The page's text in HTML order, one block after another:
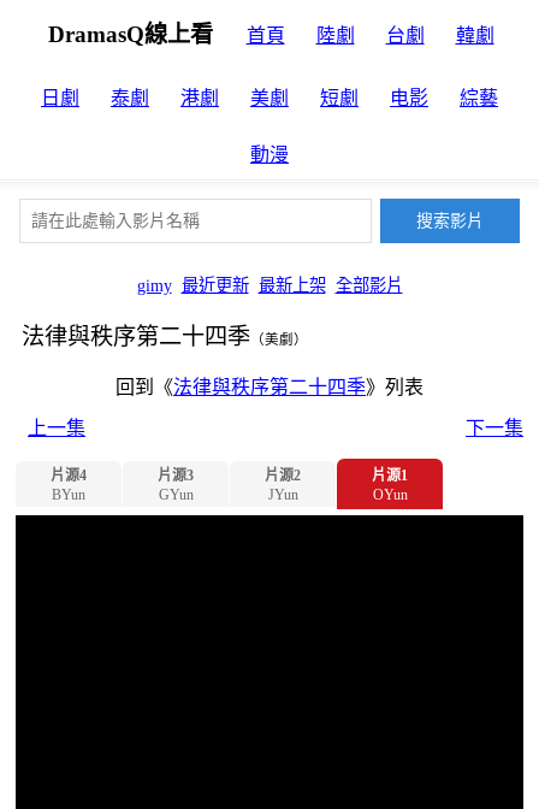
DramasQ線上看 首頁 陸劇 台劇 韓劇
日劇 泰劇 港劇 美劇 短劇 电影 綜藝
動漫
gimy 最近更新 最新上架 全部影片
法律與秩序第二十四季 （美劇）
回到《法律與秩序第二十四季》列表
上一集
下一集
片源4
BYun
片源3
GYun
片源2
JYun
片源1
OYun